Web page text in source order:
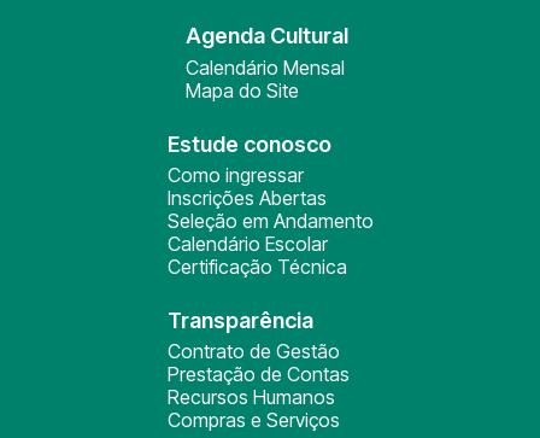
Agenda Cultural
Calendário Mensal
Mapa do Site
Estude conosco
Como ingressar
Inscrições Abertas
Seleção em Andamento
Calendário Escolar
Certificação Técnica
Transparência
Contrato de Gestão
Prestação de Contas
Recursos Humanos
Compras e Serviços